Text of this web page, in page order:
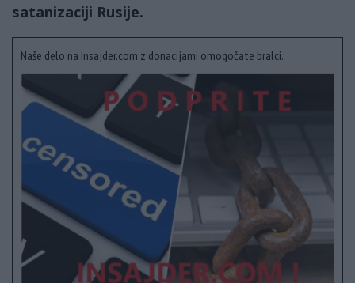
satanizaciji Rusije.
Naše delo na Insajder.com z donacijami omogočate bralci.